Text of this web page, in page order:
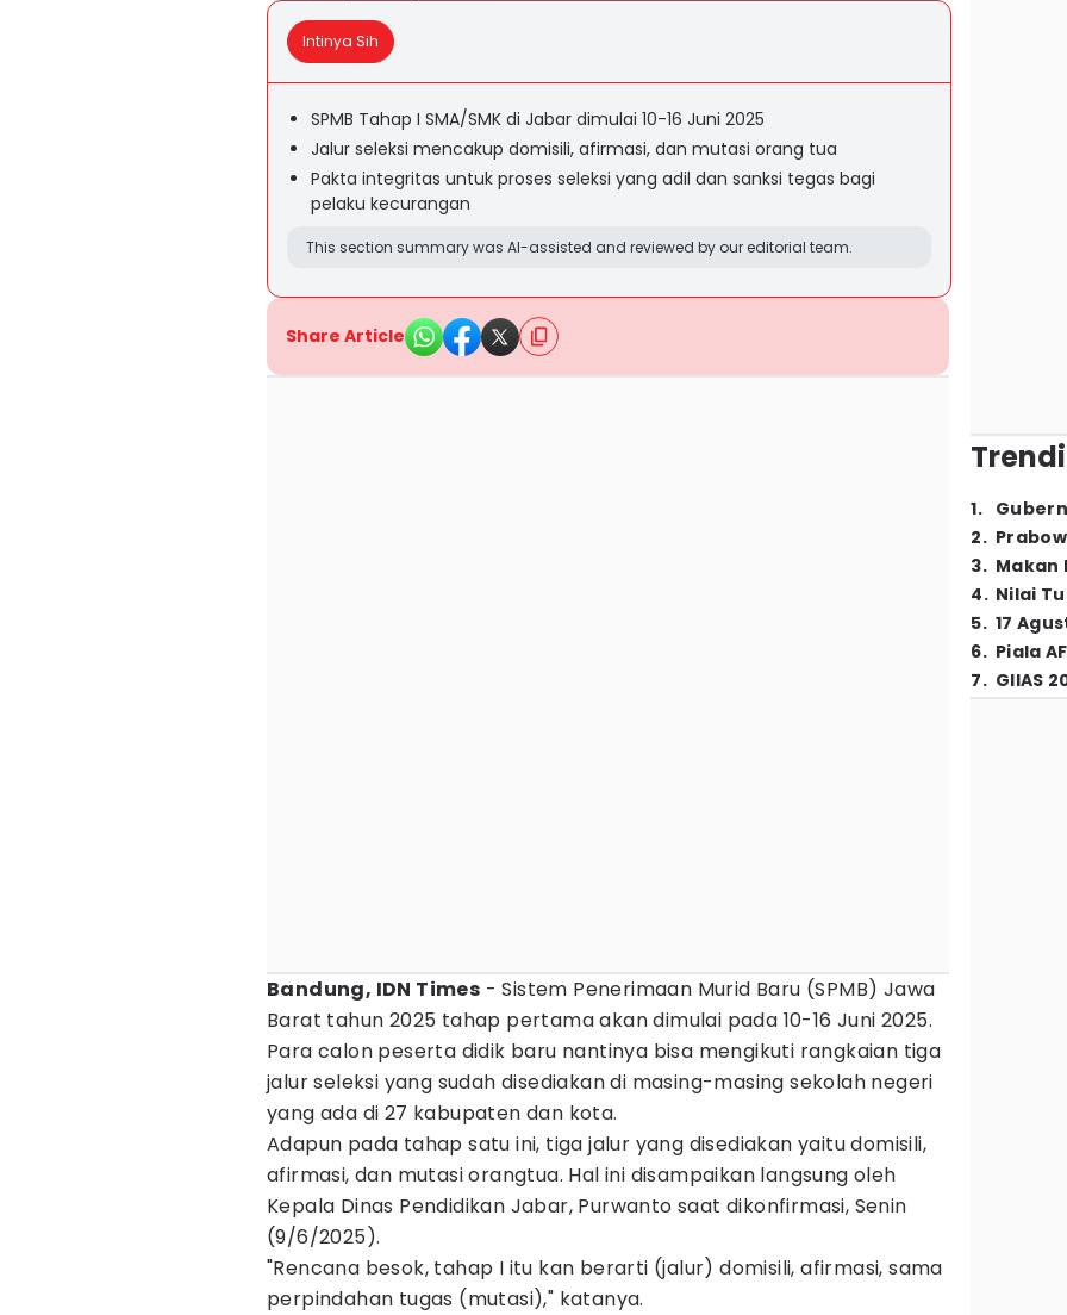
Intinya Sih
SPMB Tahap I SMA/SMK di Jabar dimulai 10-16 Juni 2025
Jalur seleksi mencakup domisili, afirmasi, dan mutasi orang tua
Pakta integritas untuk proses seleksi yang adil dan sanksi tegas bagi
pelaku kecurangan
This section summary was AI-assisted and reviewed by our editorial team.
Share Article
Bandung, IDN Times - Sistem Penerimaan Murid Baru (SPMB) Jawa
Barat tahun 2025 tahap pertama akan dimulai pada 10-16 Juni 2025.
Para calon peserta didik baru nantinya bisa mengikuti rangkaian tiga
jalur seleksi yang sudah disediakan di masing-masing sekolah negeri
yang ada di 27 kabupaten dan kota.
Adapun pada tahap satu ini, tiga jalur yang disediakan yaitu domisili,
afirmasi, dan mutasi orangtua. Hal ini disampaikan langsung oleh
Kepala Dinas Pendidikan Jabar, Purwanto saat dikonfirmasi, Senin
(9/6/2025).
"Rencana besok, tahap I itu kan berarti (jalur) domisili, afirmasi, sama
perpindahan tugas (mutasi)," katanya.
1.
2.
3. Makan
4. Nilai
5. 17
6. Piala
7. GIIAS